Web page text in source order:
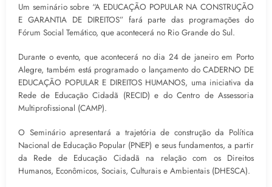
Um seminário sobre “A EDUCAÇÃO POPULAR NA CONSTRUÇÃO
E GARANTIA DE DIREITOS” fará parte das programações do
Fórum Social Temático, que acontecerá no Rio Grande do Sul.
Durante o evento, que acontecerá no dia 24 de janeiro em Porto
Alegre, também está programado o lançamento do CADERNO DE
EDUCAÇÃO POPULAR E DIREITOS HUMANOS, uma iniciativa da
Rede de Educação Cidadã (RECID) e do Centro de Assessoria
Multiprofissional (CAMP).
O Seminário apresentará a trajetória de construção da Política
Nacional de Educação Popular (PNEP) e seus fundamentos, a partir
da Rede de Educação Cidadã na relação com os Direitos
Humanos, Econômicos, Sociais, Culturais e Ambientais (DHESCA).